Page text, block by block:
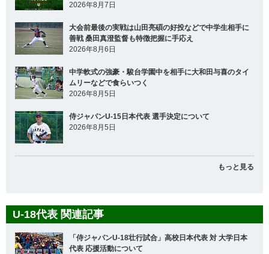
2026年8月7日
大会前最後の実戦は山田亮碩の好投などで中学生相手に
善戦 桑田真澄監督も特徴把握に手応え
2026年8月6日
中学軟式の強豪・駿台学園中を相手に大和田与喜のタイ
ムリーなどで食らいつく
2026年8月5日
侍ジャパンU-15日本代表 選手決定について
2026年8月5日
もっと見る
U-18代表 関連記事
「侍ジャパンU-18壮行試合」高校日本代表 対 大学日本
代表 応援活動について